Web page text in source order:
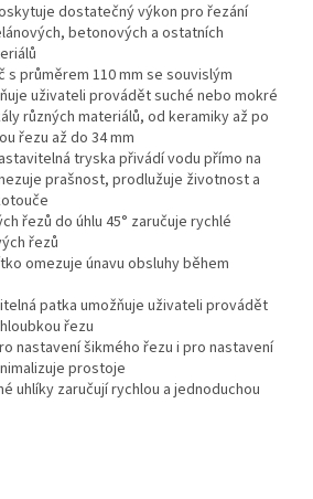
dostatečný výkon pro řezání
betonových a ostatních
s průměrem 110 mm se souvislým
uživateli provádět suché nebo mokré
různých materiálů, od keramiky až po
řezu až do 34 mm
tryska přivádí vodu přímo na
prašnost, prodlužuje životnost a
řezů do úhlu 45° zaručuje rychlé
řezů
omezuje únavu obsluhy během
patka umožňuje uživateli provádět
řezu
nastavení šikmého řezu i pro nastavení
prostoje
uhlíky zaručují rychlou a jednoduchou